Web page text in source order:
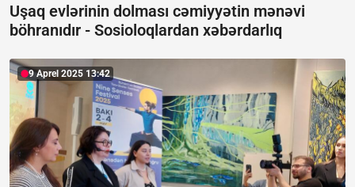
Uşaq evlərinin dolması cəmiyyətin mənəvi
böhranıdır - Sosioloqlardan xəbərdarlıq
9 Aprel 2025 13:42